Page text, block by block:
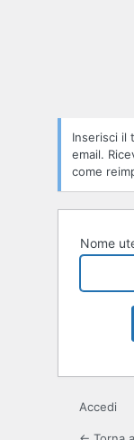
Inserisci il
email.
come
Nome
Accedi